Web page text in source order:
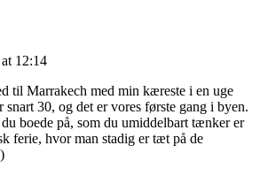
12:14
til Marrakech med min kæreste i en uge
snart 30, og det er vores første gang i byen.
boede på, som du umiddelbart tænker er
ferie, hvor man stadig er tæt på de